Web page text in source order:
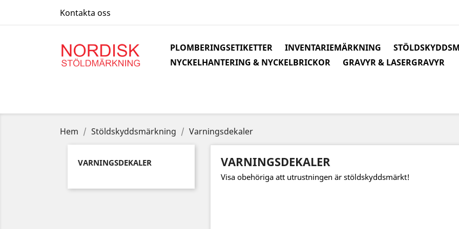
Kontakta oss
PLOMBERINGSETIKETTER INVENTARIEMÄRKNING
NYCKELHANTERING & NYCKELBRICKOR
GRAVYR & LASERGRAVYR
Hem Stöldskyddsmärkning Varningsdekaler
VARNINGSDEKALER VARNINGSDEKALER
Visa obehöriga att utrustningen är stöldskyddsmärkt!